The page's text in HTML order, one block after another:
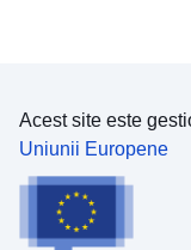
Acest site este
Uniunii Europene